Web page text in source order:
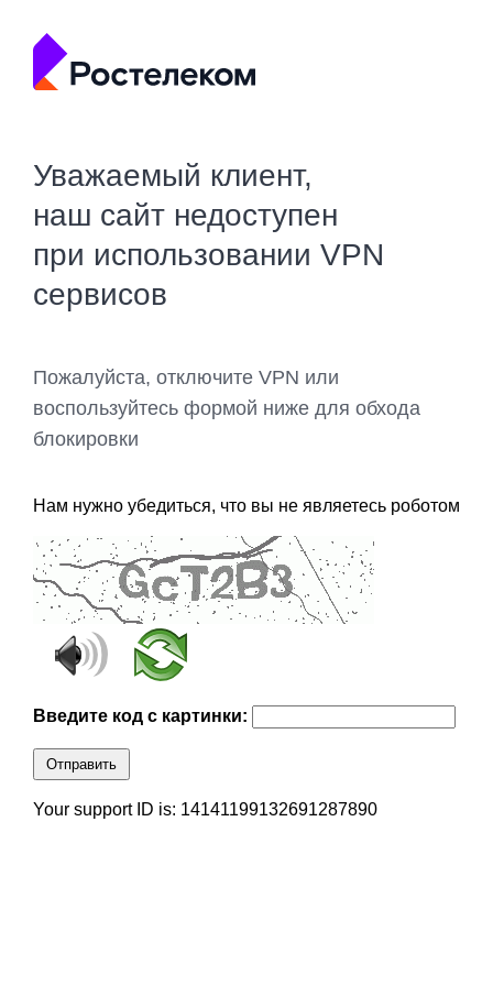
Уважаемый клиент,
наш сайт недоступен
при использовании VPN
сервисов
Пожалуйста, отключите VPN или
воспользуйтесь формой ниже для обхода
блокировки
Нам нужно убедиться, что вы не являетесь роботом
Введите код с картинки:
Отправить
Your support ID is: 14141199132691287890